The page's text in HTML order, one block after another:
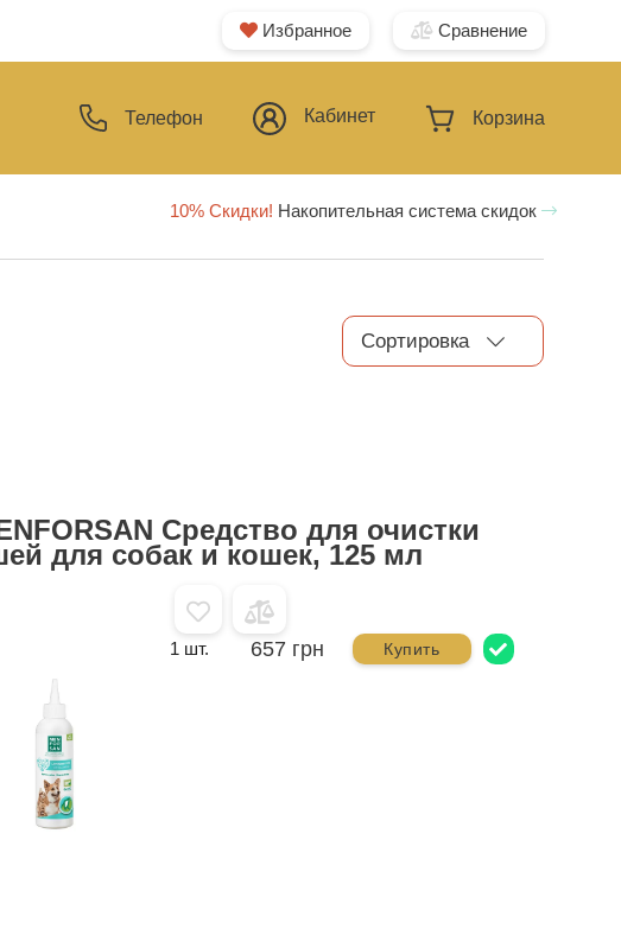
Избранное Сравнение
Телефон Кабинет Корзина
10% Скидки! Накопительная система скидок
Сортировка
Средство для очистки
для собак и кошек, 125 мл
1 шт. 657 грн Купить